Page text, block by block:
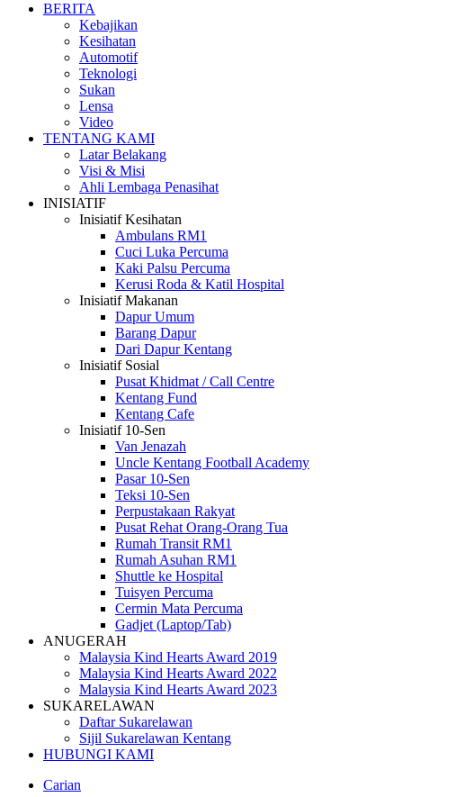
BERITA
Kebajikan
Kesihatan
Automotif
Teknologi
Sukan
Lensa
Video
TENTANG KAMI
Latar Belakang
Visi & Misi
Ahli Lembaga Penasihat
INISIATIF
Inisiatif Kesihatan
Ambulans RM1
Cuci Luka Percuma
Kaki Palsu Percuma
Kerusi Roda & Katil Hospital
Inisiatif Makanan
Dapur Umum
Barang Dapur
Dari Dapur Kentang
Inisiatif Sosial
Pusat Khidmat / Call Centre
Kentang Fund
Kentang Cafe
Inisiatif 10-Sen
Van Jenazah
Uncle Kentang Football Academy
Pasar 10-Sen
Teksi 10-Sen
Perpustakaan Rakyat
Pusat Rehat Orang-Orang Tua
Rumah Transit RM1
Rumah Asuhan RM1
Shuttle ke Hospital
Tuisyen Percuma
Cermin Mata Percuma
Gadjet (Laptop/Tab)
ANUGERAH
Malaysia Kind Hearts Award 2019
Malaysia Kind Hearts Award 2022
Malaysia Kind Hearts Award 2023
SUKARELAWAN
Daftar Sukarelawan
Sijil Sukarelawan Kentang
HUBUNGI KAMI
Carian